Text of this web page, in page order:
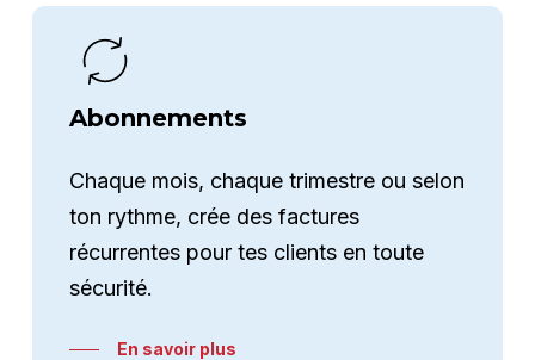
Abonnements
Chaque mois, chaque trimestre ou selon
ton rythme, crée des factures
récurrentes pour tes clients en toute
sécurité.
En savoir plus